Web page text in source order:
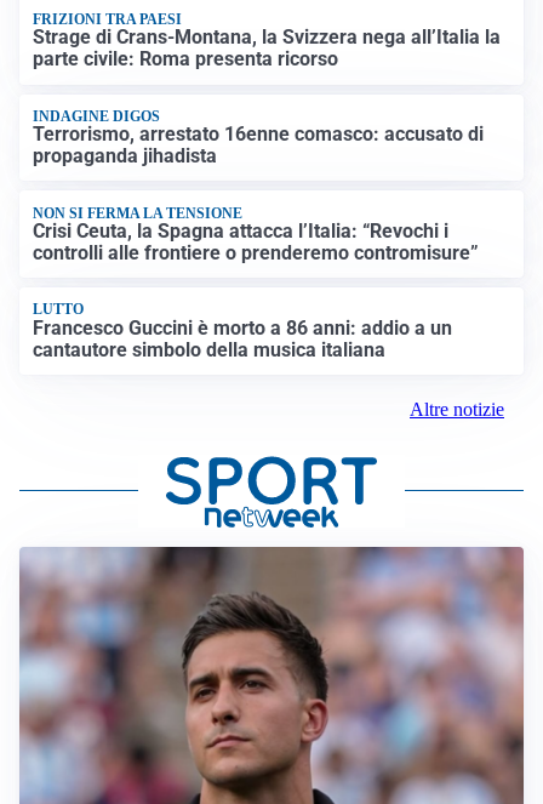
FRIZIONI TRA PAESI
Strage di Crans-Montana, la Svizzera nega all’Italia la
parte civile: Roma presenta ricorso
INDAGINE DIGOS
Terrorismo, arrestato 16enne comasco: accusato di
propaganda jihadista
NON SI FERMA LA TENSIONE
Crisi Ceuta, la Spagna attacca l’Italia: “Revochi i
controlli alle frontiere o prenderemo contromisure”
LUTTO
Francesco Guccini è morto a 86 anni: addio a un
cantautore simbolo della musica italiana
Altre notizie